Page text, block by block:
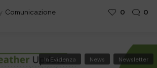
Comunicazione 0 0
In Evidenza News Newsletter